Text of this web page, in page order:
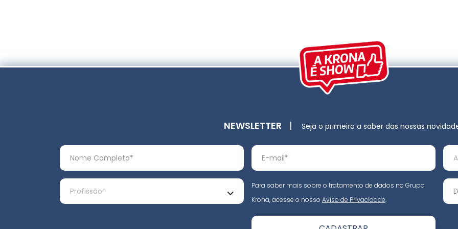
NEWSLETTER | Seja o primeiro a saber das nossas
Para saber mais sobre o tratamento de dados no Grupo
Krona, acesse o nosso Aviso de Privacidade.